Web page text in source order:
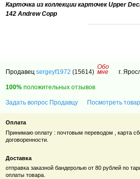
Карточка из коллекции карточек Upper
142 Andrew Copp
Продавецsergeyf1972 (15614)
Обо
мне г.
100% положительных отзывов
Задать вопрос Продавцу Посмотреть
Оплата
Принимаю оплату : почтовым переводом , карта
договоренности.
Доставка
отправка заказной бандеролью от 80 рублей по
оплаты товара.